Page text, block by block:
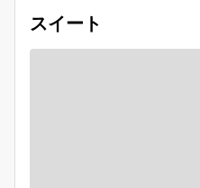
スイート